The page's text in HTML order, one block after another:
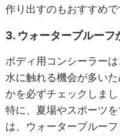
作り出すのもおすすめで
3. ウォータープルーフ
ボディ用コンシーラー
水に触れる機会が多い
かを必ずチェックしまし
特に、夏場やスポーツ
は、ウォータープルー